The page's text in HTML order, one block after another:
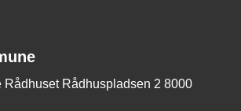
Rådhuset Rådhuspladsen 2 8000